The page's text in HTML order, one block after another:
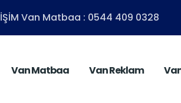
Van Matbaa : 0544 409 0328
Van Matbaa Van Reklam